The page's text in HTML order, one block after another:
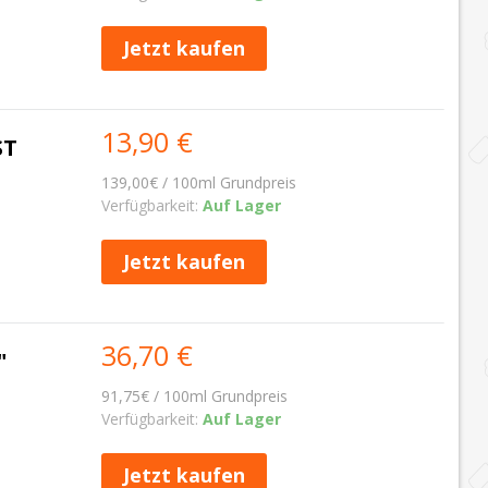
Jetzt kaufen
13,90 €
139,00€ / 100ml Grundpreis
Verfügbarkeit: Auf Lager
Jetzt kaufen
36,70 €
91,75€ / 100ml Grundpreis
Verfügbarkeit: Auf Lager
Jetzt kaufen